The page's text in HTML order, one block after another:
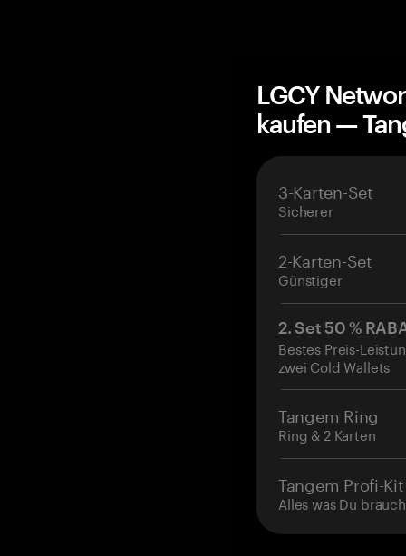
LGCY
kaufen —
3-Karten-Set
Sicherer
2-Karten-Set
Günstiger
2. Set 50 %
Bestes Preis-
zwei Cold Wallets
Tangem Ring
Ring & 2 Karten
Tangem Profi-Kit
Alles was Du